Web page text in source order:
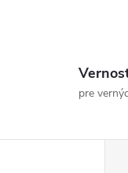
pre